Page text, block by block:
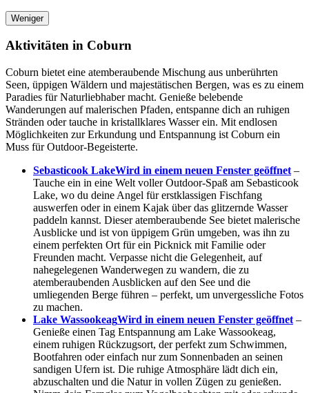
Weniger
Aktivitäten in Coburn
Coburn bietet eine atemberaubende Mischung aus unberührten
Seen, üppigen Wäldern und majestätischen Bergen, was es zu einem
Paradies für Naturliebhaber macht. Genieße belebende
Wanderungen auf malerischen Pfaden, entspanne dich an ruhigen
Stränden oder tauche in kristallklares Wasser ein. Mit endlosen
Möglichkeiten zur Erkundung und Entspannung ist Coburn ein
Muss für Outdoor-Begeisterte.
Sebasticook LakeWird in einem neuen Fenster geöffnet –
Tauche ein in eine Welt voller Outdoor-Spaß am Sebasticook
Lake, wo du deine Angel für erstklassigen Fischfang
auswerfen oder in einem Kajak über das glitzernde Wasser
paddeln kannst. Dieser atemberaubende See bietet malerische
Ausblicke und ist von üppigem Grün umgeben, was ihn zu
einem perfekten Ort für ein Picknick mit Familie oder
Freunden macht. Verpasse nicht die Gelegenheit, auf
nahegelegenen Wanderwegen zu wandern, die zu
atemberaubenden Ausblicken auf den See und die
umliegenden Berge führen – perfekt, um unvergessliche Fotos
zu machen.
Lake WassookeagWird in einem neuen Fenster geöffnet –
Genieße einen Tag Entspannung am Lake Wassookeag,
einem ruhigen Rückzugsort, der perfekt zum Schwimmen,
Bootfahren oder einfach nur zum Sonnenbaden an seinen
sandigen Ufern ist. Die ruhige Atmosphäre lädt dich ein,
abzuschalten und die Natur in vollen Zügen zu genießen.